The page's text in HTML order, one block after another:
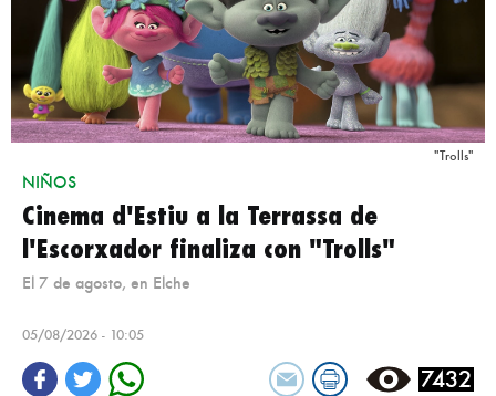
"Trolls"
NIÑOS
Cinema d'Estiu a la Terrassa de
l'Escorxador finaliza con "Trolls"
El 7 de agosto, en Elche
05/08/2026 - 10:05
7432